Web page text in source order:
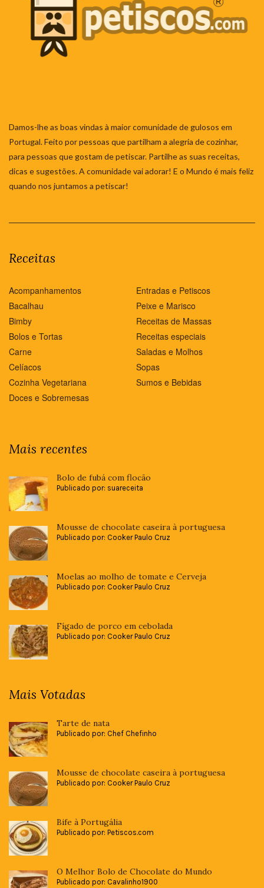
Damos-lhe as boas vindas à maior comunidade de gulosos em
Portugal. Feito por pessoas que partilham a alegria de cozinhar,
para pessoas que gostam de petiscar. Partilhe as suas receitas,
dicas e sugestões. A comunidade vai adorar! E o Mundo é mais feliz
quando nos juntamos a petiscar!
Receitas
Acompanhamentos
Bacalhau
Bimby
Bolos e Tortas
Carne
Celíacos
Cozinha Vegetariana
Doces e Sobremesas
Entradas e Petiscos
Peixe e Marisco
Receitas de Massas
Receitas especiais
Saladas e Molhos
Sopas
Sumos e Bebidas
Mais recentes
Bolo de fubá com flocão
Publicado por: suareceita
Mousse de chocolate caseira à portuguesa
Publicado por: Cooker Paulo Cruz
Moelas ao molho de tomate e Cerveja
Publicado por: Cooker Paulo Cruz
Fígado de porco em cebolada
Publicado por: Cooker Paulo Cruz
Mais Votadas
Tarte de nata
Publicado por: Chef Chefinho
Mousse de chocolate caseira à portuguesa
Publicado por: Cooker Paulo Cruz
Bife à Portugália
Publicado por: Petiscos.com
O Melhor Bolo de Chocolate do Mundo
Publicado por: Cavalinho1900